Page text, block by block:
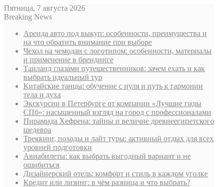
Пятница, 7 августа 2026
Breaking News
Аренда авто под выкуп: особенности, преимущества и
на что обратить внимание при выборе
Чехол на чемодан с логотипом: особенности, материалы
и применение в брендинге
Таиланд глазами путешественников: зачем ехать и как
выбрать идеальный тур
Китайские танцы: обучение с нуля и путь к гармонии
тела и духа
Экскурсии в Петербурге от компании «Лучшие гиды
СПб»: насыщенный взгляд на город с профессионалами
Пирамида Хефрена: тайны и величие древнеегипетского
шедевра
Треккинг, походы и лайт туры: активный отдых для всех
уровней подготовки
Авиабилеты: как выбрать выгодный вариант и не
ошибиться
Дизайнерский отель: комфорт и стиль в каждом уголке
Кредит или лизинг: в чём разница и что выбрать?